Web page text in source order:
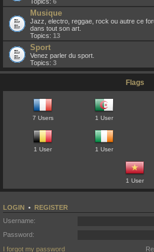
Musique
Jazz, electro, reggae, rock ou autre ce
dans tout son art.
Topics: 13
Sport
Venez parler du sport.
Topics: 3
Flags
7 Users 1 User
1 User 1 User
1 User
LOGIN • REGISTER
Username:
Password:
I forgot my password